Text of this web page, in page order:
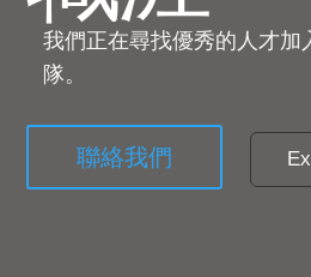
我們正在尋找優秀的人才加
隊。
聯絡我們